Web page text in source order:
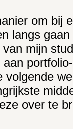
om bij
langs
van mijn
aan
volgende
over te